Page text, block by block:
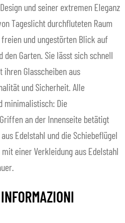
und seiner extremen Eleganz
Tageslicht durchfluteten Raum
und ungestörten Blick auf
den Garten. Sie lässt sich schnell
Glasscheiben aus
und Sicherheit. Alle
minimalistisch: Die
an der Innenseite betätigt
Edelstahl und die Schiebeflügel
einer Verkleidung aus Edelstahl